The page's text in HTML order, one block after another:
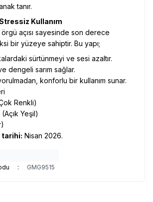
tanır.
Kullanım
açısı sayesinde son derece
bir yüzeye sahiptir. Bu yapı;
sürtünmeyi ve sesi azaltır.
dengeli sarım sağlar.
konforlu bir kullanım sunar.
Renkli)
Yeşil)
tarihi: Nisan 2026.
: GMG9515